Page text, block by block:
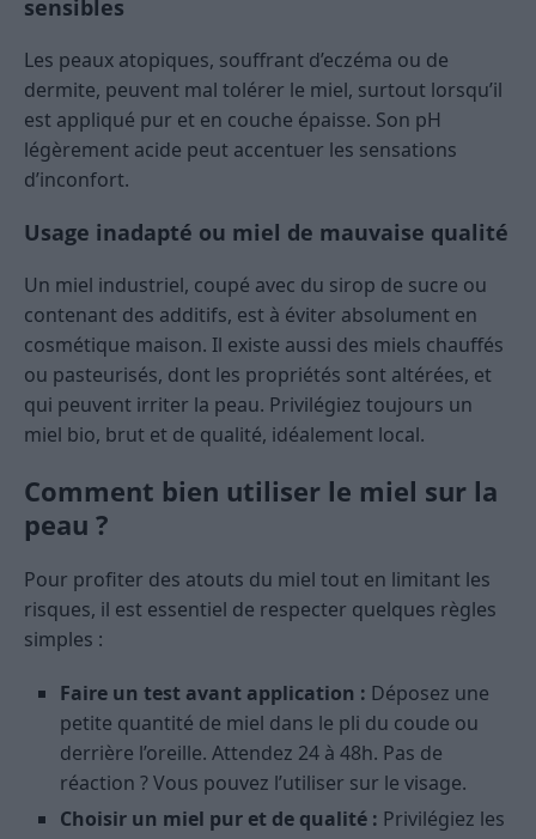
sensibles
Les peaux atopiques, souffrant d’eczéma ou de
dermite, peuvent mal tolérer le miel, surtout lorsqu’il
est appliqué pur et en couche épaisse. Son pH
légèrement acide peut accentuer les sensations
d’inconfort.
Usage inadapté ou miel de mauvaise qualité
Un miel industriel, coupé avec du sirop de sucre ou
contenant des additifs, est à éviter absolument en
cosmétique maison. Il existe aussi des miels chauffés
ou pasteurisés, dont les propriétés sont altérées, et
qui peuvent irriter la peau. Privilégiez toujours un
miel bio, brut et de qualité, idéalement local.
Comment bien utiliser le miel sur la
peau ?
Pour profiter des atouts du miel tout en limitant les
risques, il est essentiel de respecter quelques règles
simples :
Faire un test avant application : Déposez une
petite quantité de miel dans le pli du coude ou
derrière l’oreille. Attendez 24 à 48h. Pas de
réaction ? Vous pouvez l’utiliser sur le visage.
Choisir un miel pur et de qualité : Privilégiez les